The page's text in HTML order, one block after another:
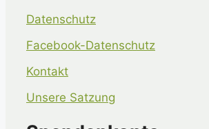
Datenschutz
Facebook-Datenschutz
Kontakt
Unsere Satzung